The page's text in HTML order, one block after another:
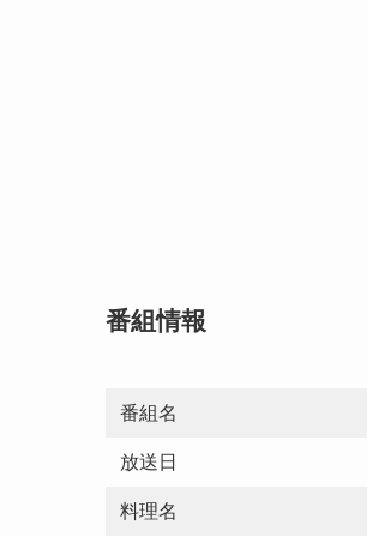
番組情報
番組名
放送日
料理名